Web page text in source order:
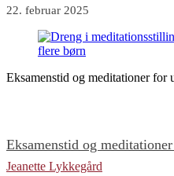
22. februar 2025
Eksamenstid og meditationer for
Eksamenstid og
Jeanette Lykkegård